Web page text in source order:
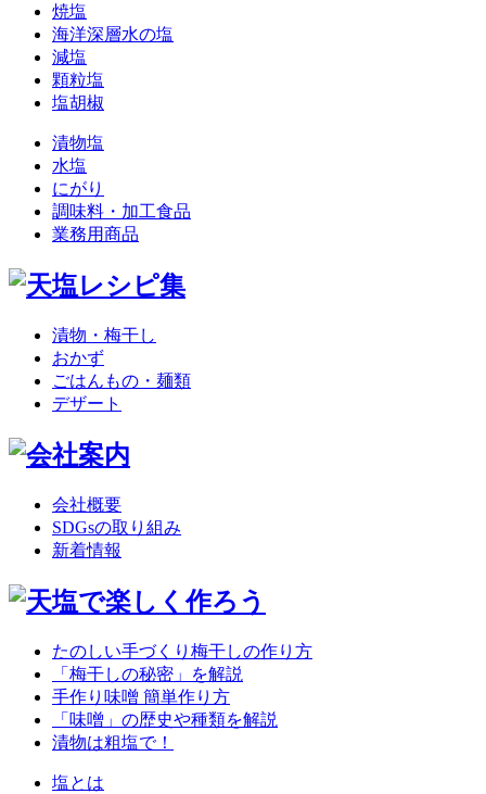
焼塩
海洋深層水の塩
減塩
顆粒塩
塩胡椒
漬物塩
水塩
にがり
調味料・加工食品
業務用商品
漬物・梅干し
おかず
ごはんもの・麺類
デザート
会社概要
SDGsの取り組み
新着情報
たのしい手づくり梅干しの作り方
「梅干しの秘密」を解説
手作り味噌 簡単作り方
「味噌」の歴史や種類を解説
漬物は粗塩で！
塩とは